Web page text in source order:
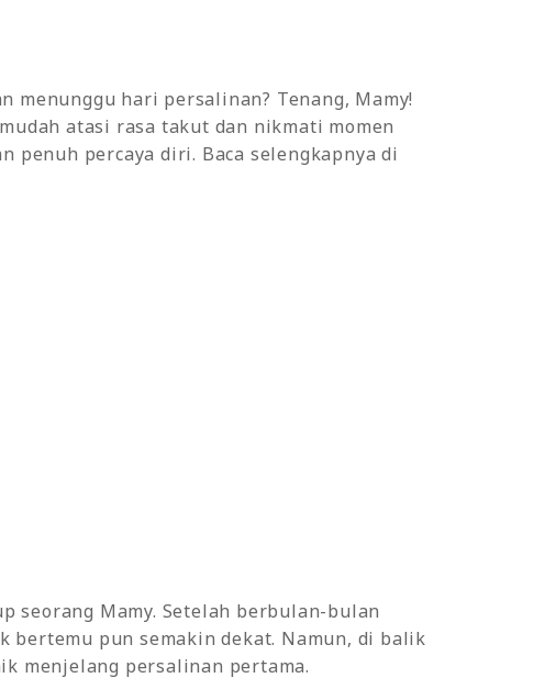
menunggu hari persalinan? Tenang, Mamy!
atasi rasa takut dan nikmati momen
penuh percaya diri. Baca selengkapnya di
seorang Mamy. Setelah berbulan-bulan
bertemu pun semakin dekat. Namun, di balik
menjelang persalinan pertama.